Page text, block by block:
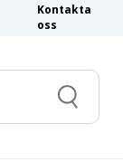
Kontakta
oss
Search